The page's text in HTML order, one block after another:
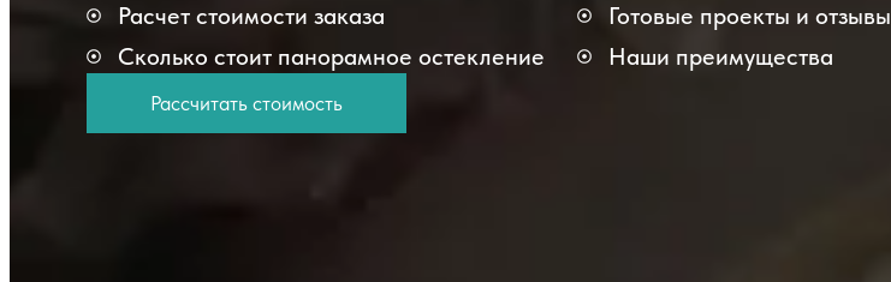
Расчет стоимости заказа
Сколько стоит панорамное остекление
Готовые проекты и отзывы
Наши преимущества
Рассчитать стоимость